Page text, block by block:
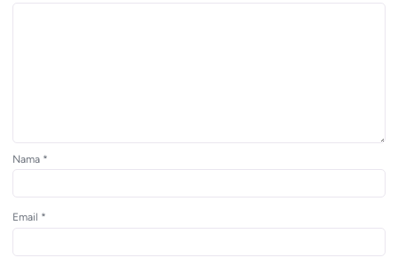
Nama *
Email *